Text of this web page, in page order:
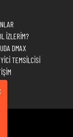
İZLERİM?
DMAX
TEMSİLCİSİ